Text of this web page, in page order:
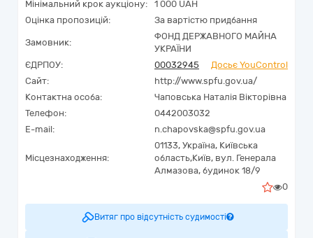
Мінімальний крок аукціону:
1 000 UAH
Оцінка пропозицій:
За вартістю придбання
Замовник:
ФОНД ДЕРЖАВНОГО МАЙНА
УКРАЇНИ
ЄДРПОУ:
00032945
Досьє YouControl
Сайт:
http://www.spfu.gov.ua/
Контактна особа:
Чаповська Наталія Вікторівна
Телефон:
0442003032
E-mail:
n.chapovska@spfu.gov.ua
Місцезнаходження:
01133, Україна, Київська
область,Київ, вул. Генерала
Алмазова, будинок 18/9
0
Витяг про відсутність судимості